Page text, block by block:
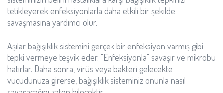
tetikleyerek enfeksiyonlarla daha etkili bir şekilde
savaşmasına yardımcı olur.
Aşılar bağışıklık sistemini gerçek bir enfeksiyon varmış gibi
tepki vermeye teşvik eder. "Enfeksiyonla" savaşır ve mikrobu
hatırlar. Daha sonra, virüs veya bakteri gelecekte
vücudunuza girerse, bağışıklık sisteminiz onunla nasıl